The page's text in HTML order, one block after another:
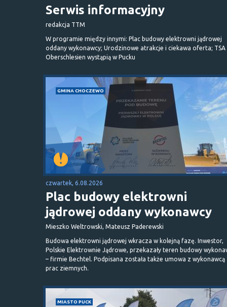
Serwis informacyjny
redakcja TTM
W programie między innymi: Plac budowy elektrowni jądrowej
oddany wykonawcy; Urodzinowe atrakcje i ciekawa oferta; TSA
Oberschlesien wystąpią w Pucku
GMINA CHOCZEWO
czwartek, 6.08.2026
Plac budowy elektrowni
jądrowej oddany wykonawcy
Mieszko Weltrowski, Mateusz Paderewski
Budowa elektrowni jądrowej wkracza w kolejną fazę. Inwestor,
Polskie Elektrownie Jądrowe, przekazały teren budowy
– firmie Bechtel. Podpisana została także umowa z wykonawcą
prac ziemnych.
MIASTO PUCK